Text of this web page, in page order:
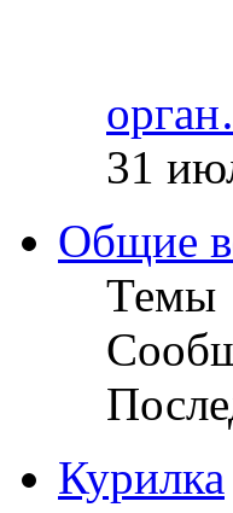
31
Общие
Темы
Курилка